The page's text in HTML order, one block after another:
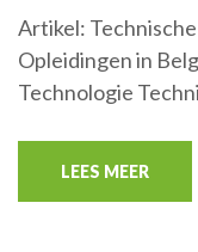
Artikel:
Opleidingen in
Technologie
LEES MEER